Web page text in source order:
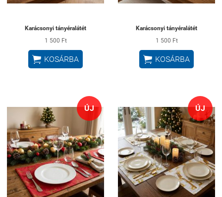
Karácsonyi tányéralátét
1 500 Ft
 KOSÁRBA
Karácsonyi tányéralátét
1 500 Ft
 KOSÁRBA
ÚJ ÚJ